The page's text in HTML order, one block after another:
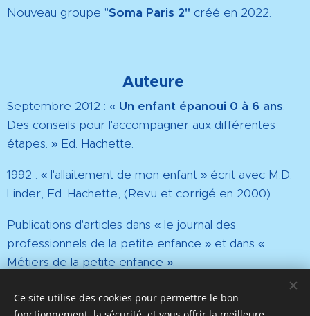
Nouveau groupe "Soma Paris 2" créé en 2022.
Auteure
Septembre 2012 : « Un enfant épanoui 0 à 6 ans.
Des conseils pour l'accompagner aux différentes
étapes. » Ed. Hachette.
1992 : « l'allaitement de mon enfant » écrit avec M.D.
Linder, Ed. Hachette, (Revu et corrigé en 2000).
Publications d'articles dans « le journal des
professionnels de la petite enfance » et dans «
Métiers de la petite enfance ».
Ce site utilise des cookies pour permettre le bon